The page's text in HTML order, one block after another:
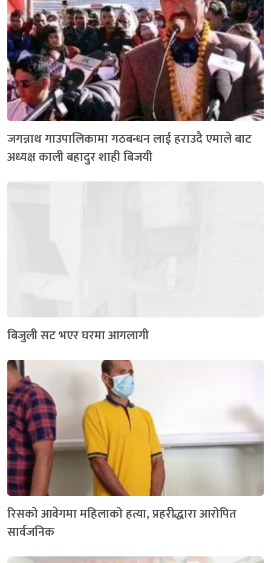
जगन्नाथ गाउपालिकामा गठबन्धन लाई हराउदै एमाले बाट
अध्यक्ष काली बहादुर शाही बिजयी
बिजुली सट भएर घरमा आगलागी
रिसको आवेगमा महिलाको हत्या, प्रहरीद्धारा आरोपित
सार्वजनिक